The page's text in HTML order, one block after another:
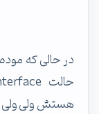
هستش ولی ولی